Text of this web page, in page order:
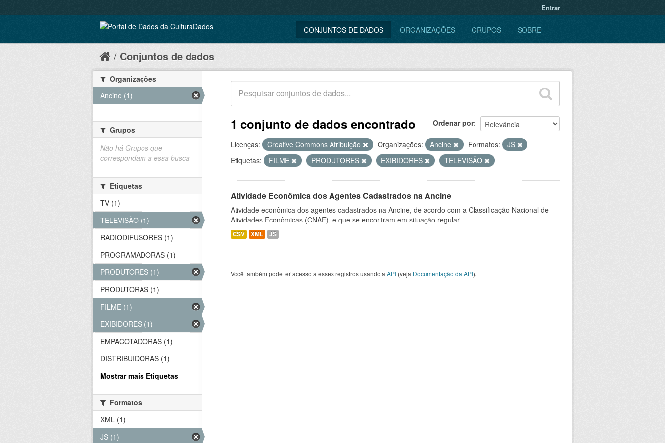
Entrar
CONJUNTOS DE DADOS ORGANIZAÇÕES GRUPOS SOBRE
Conjuntos de dados
Ordenar por
1 conjunto de dados encontrado
Licenças: Creative Commons Atribuição Organizações: Ancine Formatos:
JS
Etiquetas:
FILME PRODUTORES EXIBIDORES TELEVISÃO
Atividade Econômica dos Agentes Cadastrados na Ancine
Atividade econômica dos agentes cadastrados na Ancine, de acordo com a Classificação Nacional de
Atividades Econômicas (CNAE), e que se encontram em situação regular.
CSV XML JS
Você também pode ter acesso a esses registros usando a API (veja Documentação da API).
Organizações
Ancine (1)
Grupos
Não há Grupos que
correspondam a essa busca
Etiquetas
TV (1)
TELEVISÃO (1)
RADIODIFUSORES (1)
PROGRAMADORAS (1)
PRODUTORES (1)
PRODUTORAS (1)
FILME (1)
EXIBIDORES (1)
EMPACOTADORAS (1)
DISTRIBUIDORAS (1)
Mostrar mais Etiquetas
Formatos
XML (1)
JS (1)